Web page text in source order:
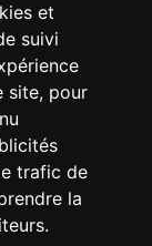
et
suivi
site, pour
trafic de
la
para
reforzar su
deportivas.